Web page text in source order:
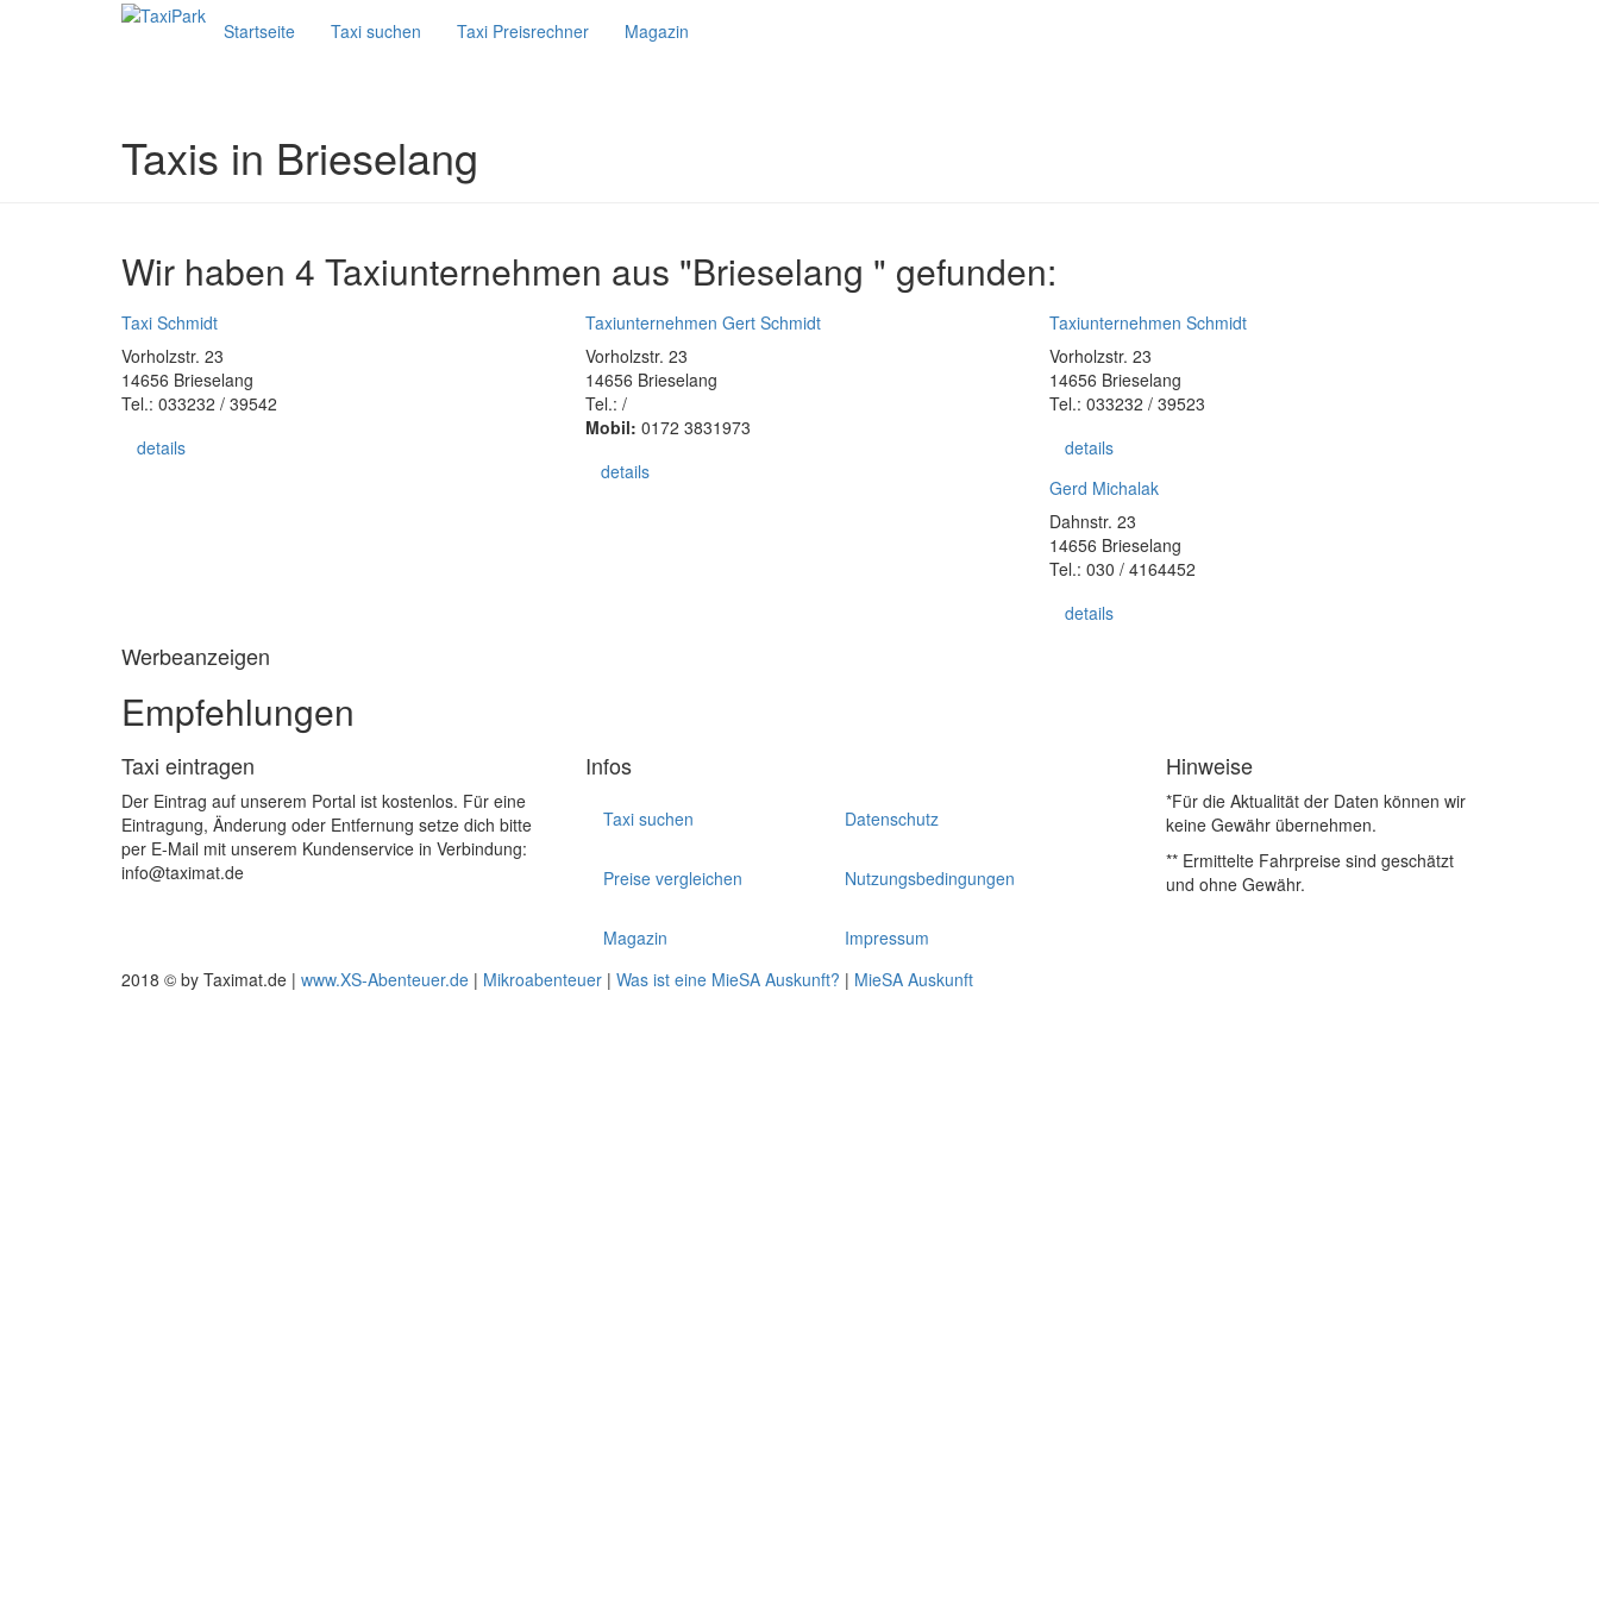
Startseite Taxi suchen Taxi Preisrechner Magazin
Taxis in Brieselang
Wir haben 4 Taxiunternehmen aus "Brieselang " gefunden:
Taxi Schmidt
Vorholzstr. 23
14656 Brieselang
Tel.: 033232 / 39542
details
Taxiunternehmen Gert Schmidt
Vorholzstr. 23
14656 Brieselang
Tel.: /
Mobil: 0172 3831973
details
Taxiunternehmen Schmidt
Vorholzstr. 23
14656 Brieselang
Tel.: 033232 / 39523
details
Gerd Michalak
Dahnstr. 23
14656 Brieselang
Tel.: 030 / 4164452
details
Werbeanzeigen
Empfehlungen
Taxi eintragen
Der Eintrag auf unserem Portal ist kostenlos. Für eine
Eintragung, Änderung oder Entfernung setze dich bitte
per E-Mail mit unserem Kundenservice in Verbindung:
info@taximat.de
Infos
Taxi suchen
Preise vergleichen
Magazin
Datenschutz
Nutzungsbedingungen
Impressum
Hinweise
*Für die Aktualität der Daten können wir
keine Gewähr übernehmen.
** Ermittelte Fahrpreise sind geschätzt
und ohne Gewähr.
2018 © by Taximat.de | www.XS-Abenteuer.de | Mikroabenteuer | Was ist eine MieSA Auskunft? | MieSA Auskunft